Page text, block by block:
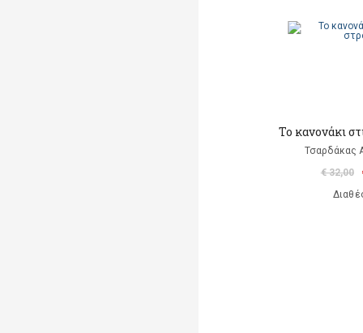
Το κανονάκι
Τσαρδάκας
€ 32,00